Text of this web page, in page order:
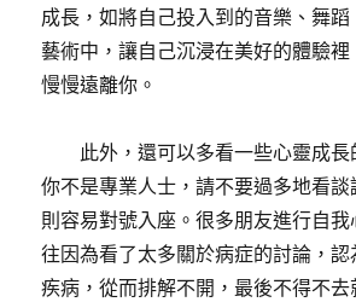
成長，如將自己投入到的音樂、舞
藝術中，讓自己沉浸在美好的體驗
慢慢遠離你。
此外，還可以多看一些心靈成長
你不是專業人士，請不要過多地看
則容易對號入座。很多朋友進行自
往因為看了太多關於病症的討論，
疾病，從而排解不開，最後不得不去